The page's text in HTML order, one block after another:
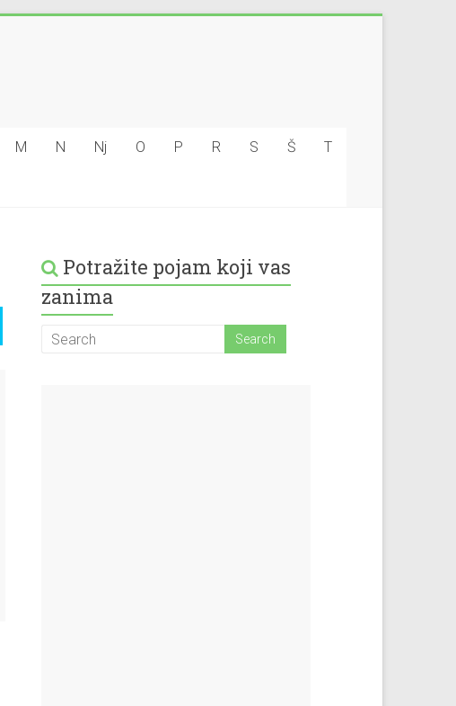
M N Nj O P R S Š T
Potražite pojam koji vas
zanima